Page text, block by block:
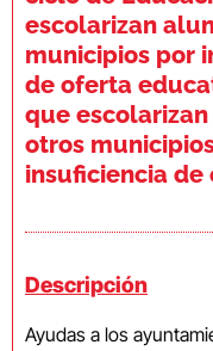
escolarizan
municipios por
de oferta
que
otros
insuficiencia
Descripción
Ayudas a los